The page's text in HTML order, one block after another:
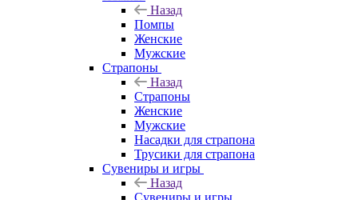
Назад
Помпы
Женские
Мужские
Страпоны
Назад
Страпоны
Женские
Мужские
Насадки для страпона
Трусики для страпона
Сувениры и игры
Назад
Сувениры и игры